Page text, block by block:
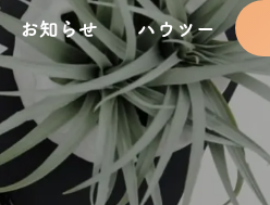
お知らせ ハウツー